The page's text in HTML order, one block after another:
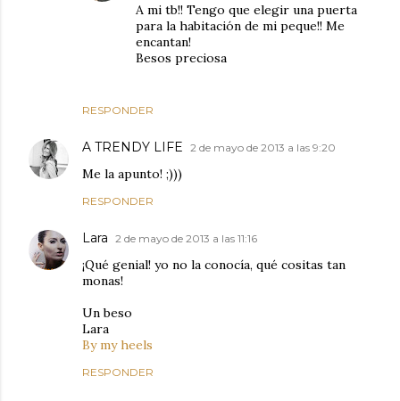
RESPONDER
A mi tb!! Tengo que elegir una puerta
para la habitación de mi peque!! Me
encantan!
Besos preciosa
A TRENDY LIFE 2 de mayo de 2013 a las 9:20
Me la apunto! ;)))
RESPONDER
Lara 2 de mayo de 2013 a las 11:16
¡Qué genial! yo no la conocía, qué cositas tan
monas!
Un beso
Lara
By my heels
RESPONDER